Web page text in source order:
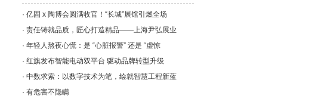
· 亿固 x 陶博会圆满收官！“长城”展馆引燃全场
· 责任铸就品质，匠心打造精品——上海尹弘展业
· 年轻人熬夜心慌：是 “心脏报警” 还是 “虚惊
· 红旗发布智能电动双平台 驱动品牌转型升级
· 中数求索：以数字技术为笔，绘就智慧工程新蓝
· 有危害不隐瞒